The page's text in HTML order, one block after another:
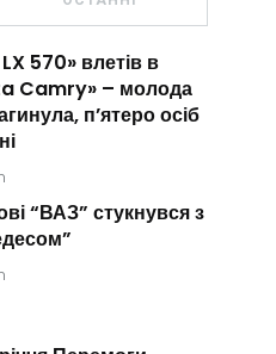
570» влетів в
Camry» – молода
п’ятеро осіб
“ВАЗ” стукнувся з